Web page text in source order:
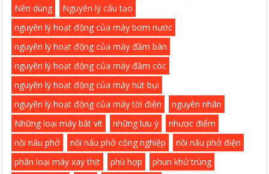
Nên dùng
Nguyên lý cấu tạo
nguyên lý hoạt động của máy bơm nước
nguyên lý hoạt động của máy đầm bàn
nguyên lý hoạt động của máy đầm cóc
nguyên lý hoạt động của máy hút bụi
nguyên lý hoạt động của máy tời điện
nguyên nhân
Những loại máy bắt vít
những lưu ý
nhược điểm
nồi nấu phở
nồi nấu phở công nghiệp
nồi nấu phở điện
phân loại máy xay thịt
phù hợp
phun khử trùng